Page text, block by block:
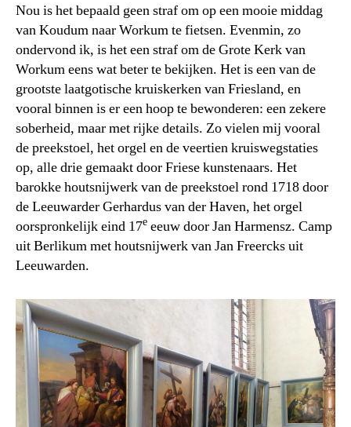
Nou is het bepaald geen straf om op een mooie middag
van Koudum naar Workum te fietsen. Evenmin, zo
ondervond ik, is het een straf om de Grote Kerk van
Workum eens wat beter te bekijken. Het is een van de
grootste laatgotische kruiskerken van Friesland, en
vooral binnen is er een hoop te bewonderen: een zekere
soberheid, maar met rijke details. Zo vielen mij vooral
de preekstoel, het orgel en de veertien kruiswegstaties
op, alle drie gemaakt door Friese kunstenaars. Het
barokke houtsnijwerk van de preekstoel rond 1718 door
de Leeuwarder Gerhardus van der Haven, het orgel
oorspronkelijk eind 17e eeuw door Jan Harmensz. Camp
uit Berlikum met houtsnijwerk van Jan Freercks uit
Leeuwarden.